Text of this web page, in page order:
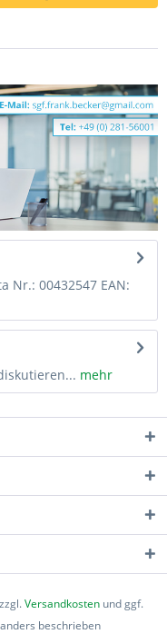
Nr.: 00432547 EAN:
mehr
Versandkosten und ggf.
beschrieben